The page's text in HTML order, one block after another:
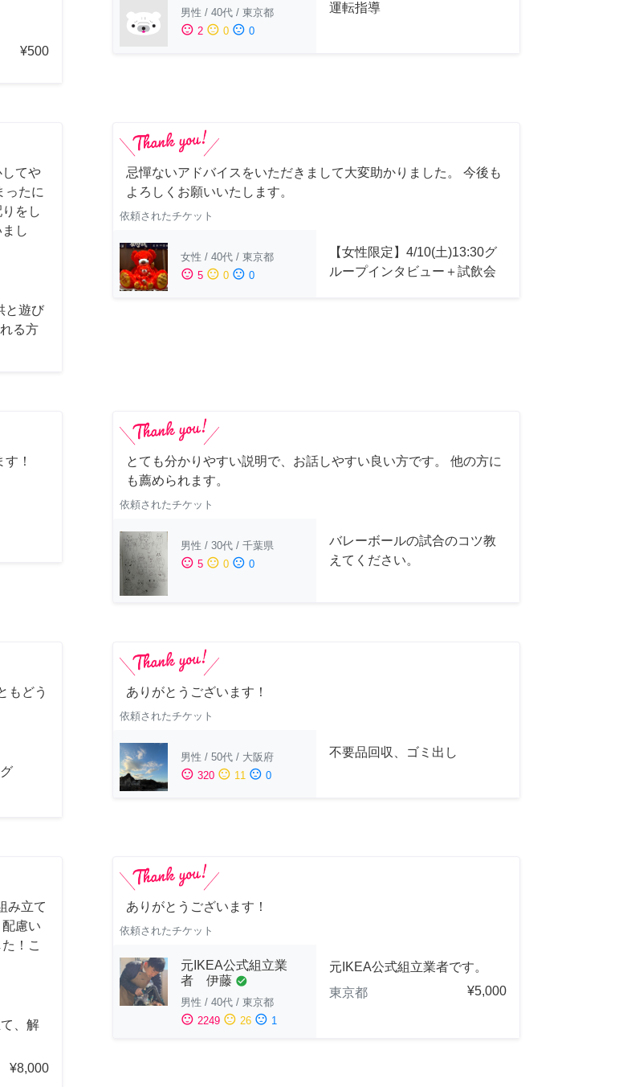
¥500
男性 / 40代 / 東京都
sentiment_satisfied 2 sentiment_neutral 0 sentiment_dissatisfied 0
運転指導
てや
ったに
をし
し
と遊び
る方
忌憚ないアドバイスをいただきまして大変助かりました。 今後も
よろしくお願いいたします。
依頼されたチケット
女性 / 40代 / 東京都
sentiment_satisfied 5 sentiment_neutral 0 sentiment_dissatisfied 0
【女性限定】4/10(土)13:30グ
ループインタビュー＋試飲会
！
とても分かりやすい説明で、お話しやすい良い方です。 他の方に
も薦められます。
依頼されたチケット
男性 / 30代 / 千葉県
sentiment_satisfied 5 sentiment_neutral 0 sentiment_dissatisfied 0
バレーボールの試合のコツ教
えてください。
もどう
ありがとうございます！
依頼されたチケット
男性 / 50代 / 大阪府
sentiment_satisfied 320 sentiment_neutral 11 sentiment_dissatisfied 0
不要品回収、ゴミ出し
み立て
慮い
！こ
、解
¥8,000
ありがとうございます！
依頼されたチケット
元IKEA公式組立業
者 伊藤 check_circle
男性 / 40代 / 東京都
sentiment_satisfied 2249 sentiment_neutral 26 sentiment_dissatisfied 1
元IKEA公式組立業者です。
東京都
¥5,000